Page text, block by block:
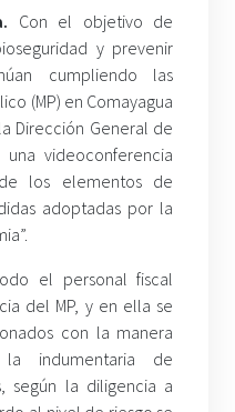
Con el objetivo de
y prevenir
cumpliendo las
(MP) en Comayagua
Dirección General de
una videoconferencia
los elementos de
adoptadas por la
el personal fiscal
del MP, y en ella se
con la manera
indumentaria de
según la diligencia a